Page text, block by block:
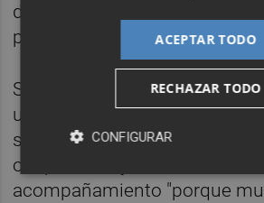
disfrutando de su tiempo libre
poblaciones afectadas.
Se trata de una iniciativa por
una cuota anual, que se
semana después del horario
ocupacional y con servicio de
acompañamiento "porque
ACEPTAR TODO
RECHAZAR TODO
CONFIGURAR